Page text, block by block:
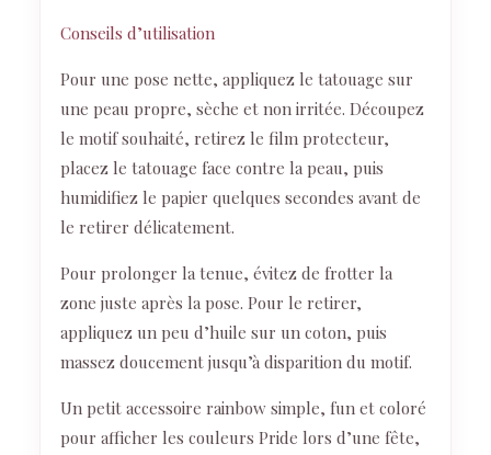
Conseils d’utilisation
Pour une pose nette, appliquez le tatouage sur
une peau propre, sèche et non irritée. Découpez
le motif souhaité, retirez le film protecteur,
placez le tatouage face contre la peau, puis
humidifiez le papier quelques secondes avant de
le retirer délicatement.
Pour prolonger la tenue, évitez de frotter la
zone juste après la pose. Pour le retirer,
appliquez un peu d’huile sur un coton, puis
massez doucement jusqu’à disparition du motif.
Un petit accessoire rainbow simple, fun et coloré
pour afficher les couleurs Pride lors d’une fête,